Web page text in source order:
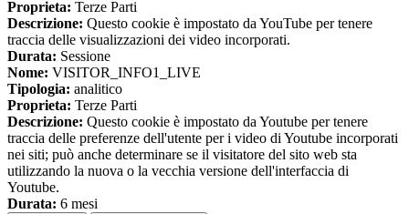
Proprieta: Terze Parti
Descrizione: Questo cookie è impostato da YouTube per tenere
traccia delle visualizzazioni dei video incorporati.
Durata: Sessione
Nome: VISITOR_INFO1_LIVE
Tipologia: analitico
Proprieta: Terze Parti
Descrizione: Questo cookie è impostato da Youtube per tenere
traccia delle preferenze dell'utente per i video di Youtube incorporati
nei siti; può anche determinare se il visitatore del sito web sta
utilizzando la nuova o la vecchia versione dell'interfaccia di
Youtube.
Durata: 6 mesi